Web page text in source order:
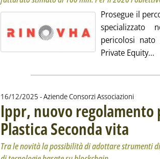
Prosegue il
specializzato
pericolosi
Private Equity...
16/12/2025 - Aziende Consorzi Associazioni
Ippr, nuovo
Plastica Seconda vita ..
Tra le novità la possibilità di adottare strumenti